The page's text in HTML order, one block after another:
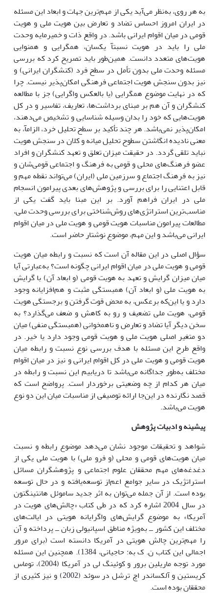
به هر روی، به‌نظر می‌آید یکی از مهم‌ترین جهات و ابعاد این مسئله
در ایران امروز احساس تضاد و تعارض بین هویت ملی و هویت
قومی در میان اقوام ایرانی باشد. در واقع ذات و خمیرمایه وحدت
ملی را باید در هویت نسبتآ یکسان، همگرایی و همنوایی
هویت‌های متعدد دانست. همین‌طور باید تصریح کرد که بررسی
مسئله وحدت ملی بدون تأمل در سطح فرد (کنشگران ایرانی) و
نیز بدون سنجش هویت اجتماعی فرهنگی امکان‌پذیر نیست. چرا
که در نهایت موضوع همگرایی (یا بالعکس واگرایی) جز با مطالعه
کنشگران و آن هم بر مبنای برداشت‌ها، تعاریف، تفاسیر و در کل
هویت‌هایی که خود را بدان وسیله شناسایی و تشخیص می‌دهند،
امکان‌پذیر نمی‌باشد. هر چند تأکید بر سطح تحلیل خرد، الزامآ، به
معنی نادیده انگاشتن سطوح تحلیل میانه و کلان در سنجش هویت
نباید تلقی گردد. در حقیقت میزان تعلق و تعهد کنشگران و افراد
عضو فرهنگ‌های محلی و قومی به فرهنگ و اجتماعی قومی‌شان و
نیز به فرهنگ اجتماع و سرزمین ملی (ایران) می‌تواند نقطه مهم و
قابل اعتنایی را برای بررسی و پژوهش‌های بعدی پیرامون انسجام
ملی در ایران فراهم آورد. بر این مبنا باید گفت یکی از
مناسب‌ترین استراتژی‌های روش‌شناختی برای بررسی وحدت ملی،
مطالعات پیرامون مناسبات هویت قومی و هویت ملی در میان اقوام
ایرانی می‌باشد و این مهم، موضوع نوشتار حاضر است.
سؤال اصلی در این مقاله آن است که نسبت و رابطه میان هویت
قومی و هویت ملی در میان اقوام ایرانی چگونه است؟ به‌عبارتی آیا
میان میزان گرایش و تعهد به هویت قومی (و ابعاد آن) با گرایش
به هویت ملی (و ابعاد آن) همبستگی مثبت و هم‌افزایانه وجود
دارد و یا این‌که برعکس، به محض قوت گرفتن و برجستگی هویت
قومی، هویت ملی تضعیف و رو به کاهش و ضعف می‌گذارد؟ به
سخن دیگر آیا تضاد و تعارض و ناهمخوانی (همبستگی منفی) میان
دو متغیر اصلی هویت ملی و هویت قومی وجود دارد یا خیر. در
واقع طرح این مسئله با هدف بررسی نوع نسبت و رابطه میان
هویت قومی و هویت ملی در کل اقوام ایرانی و نیز در میان اقوام
مختلف به‌طور جداگانه می‌باشد تا دریابیم این نسبت و رابطه در
میان هر کدام از چه وضعیتی برخوردار است. پرواضح است که
قصد نگارنده در این‌جا ارائه توصیفی از مناسبات میان این دو نوع
هویت می‌باشد.
پیشینه و ادبیات پژوهش
شواهد و تحقیقات موجود نشان می‌دهد موضوع رابطه و نسبت
میان هویت‌های قومی و محلی (و فرو ملی) با هویت ملی یکی از
دغدغه‌های مهم محققان علوم اجتماعی و پژوهشگران مسائل
استراتژیک در سایر جوامع اعم‌از توسعه‌یافته و در حال توسعه
بوده است. از آن جمله می‌توان به اثر جدید ساموئل هانتینگتون
در سال 2004 اشاره کرد که در طی کتاب «چالش‌های هویت در
آمریکا» به موضوع گرایش‌های واگرایانه هویتی در ایالت‌های
مختلف این کشور ــ به‌ویژه مناطق اسپانیولی زبان ــ پرداخته و آن
را مهم‌ترین چالش هویتی در آمریکا دانسته است (برای مرور
اجمالی این کتاب ن. ک به: حاجیانی، 1384). همچنین این مسئله
مورد توجه ماریلین برور و کوئینگ لی در آمریکا (2004)، توماس
کریستین و آلکساندر اچ ترشل در سوئد (2002) و نیز کثیری از
محققان بوده است.